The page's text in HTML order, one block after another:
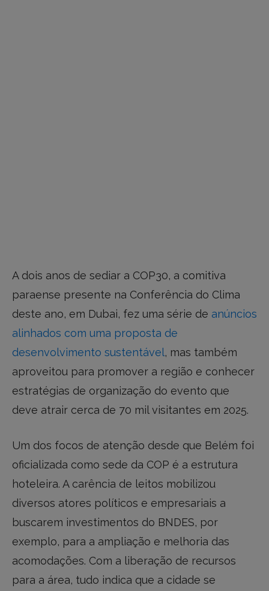
A dois anos de sediar a COP30, a comitiva
paraense presente na Conferência do Clima
deste ano, em Dubai, fez uma série de anúncios
alinhados com uma proposta de
desenvolvimento sustentável, mas também
aproveitou para promover a região e conhecer
estratégias de organização do evento que
deve atrair cerca de 70 mil visitantes em 2025.
Um dos focos de atenção desde que Belém foi
oficializada como sede da COP é a estrutura
hoteleira. A carência de leitos mobilizou
diversos atores políticos e empresariais a
buscarem investimentos do BNDES, por
exemplo, para a ampliação e melhoria das
acomodações. Com a liberação de recursos
para a área, tudo indica que a cidade se